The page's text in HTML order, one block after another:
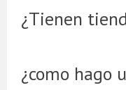
¿Tienen
¿como hago